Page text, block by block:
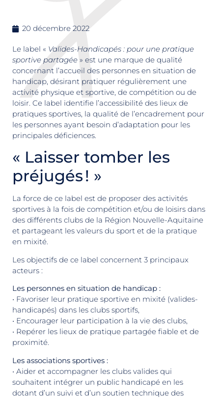
20 décembre 2022
Le label « Valides-Handicapés : pour une pratique
sportive partagée » est une marque de qualité
concernant l’accueil des personnes en situation de
handicap, désirant pratiquer régulièrement une
activité physique et sportive, de compétition ou de
loisir. Ce label identifie l’accessibilité des lieux de
pratiques sportives, la qualité de l’encadrement pour
les personnes ayant besoin d’adaptation pour les
principales déficiences.
« Laisser tomber les
préjugés ! »
La force de ce label est de proposer des activités
sportives à la fois de compétition et/ou de loisirs dans
des différents clubs de la Région Nouvelle-Aquitaine
et partageant les valeurs du sport et de la pratique
en mixité.
Les objectifs de ce label concernent 3 principaux
acteurs :
Les personnes en situation de handicap :
• Favoriser leur pratique sportive en mixité (valides-
handicapés) dans les clubs sportifs,
• Encourager leur participation à la vie des clubs,
• Repérer les lieux de pratique partagée fiable et de
proximité.
Les associations sportives :
• Aider et accompagner les clubs valides qui
souhaitent intégrer un public handicapé en les
dotant d’un suivi et d’un soutien technique des